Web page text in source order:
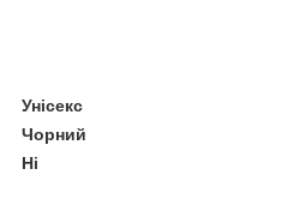
Унісекс
Чорний
Ні